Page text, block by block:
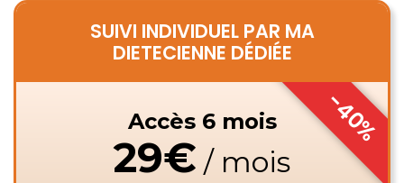
SUIVI INDIVIDUEL PAR MA
DIETECIENNE DÉDIÉE
-40%
Accès 6 mois
29€ / mois